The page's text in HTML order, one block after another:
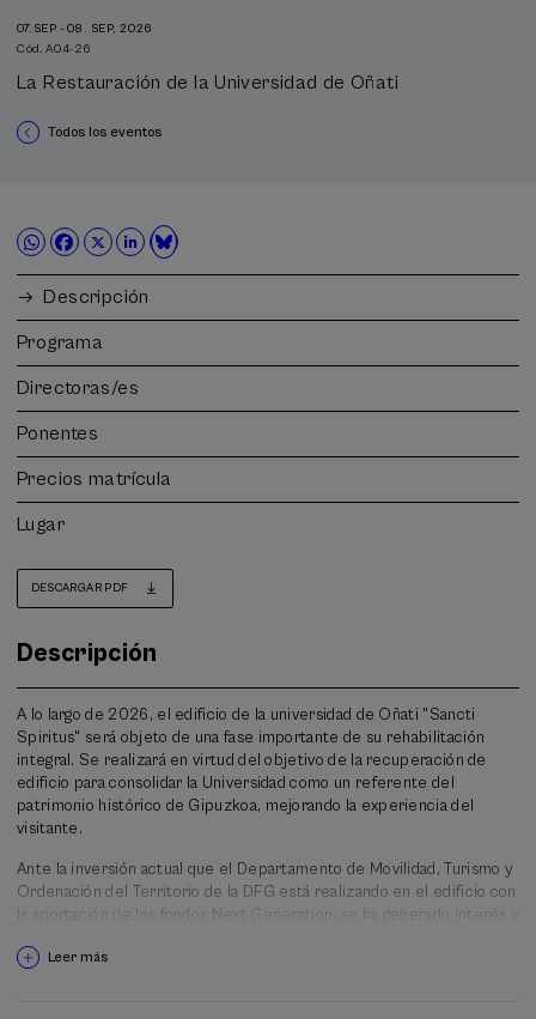
07.SEP - 08. SEP, 2026
Cód. A04-26
La Restauración de la Universidad de Oñati
Todos los eventos
Descripción
Programa
Directoras/es
Ponentes
Precios matrícula
Lugar
DESCARGAR PDF
Descripción
A lo largo de 2026, el edificio de la universidad de Oñati "Sancti
Spiritus" será objeto de una fase importante de su rehabilitación
integral. Se realizará en virtud del objetivo de la recuperación de
edificio para consolidar la Universidad como un referente del
patrimonio histórico de Gipuzkoa, mejorando la experiencia del
visitante.
Ante la inversión actual que el Departamento de Movilidad, Turismo y
Ordenación del Territorio de la DFG está realizando en el edificio con
la aportación de los fondos Next Generation, se ha generado interés y
perspectivas de futuro.
Leer más